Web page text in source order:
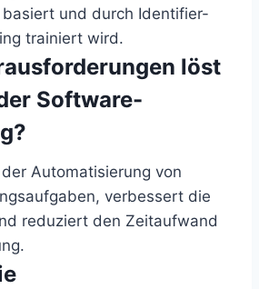
und durch Identifier-
trainiert wird.
löst
Software-
Automatisierung von
verbessert die
reduziert den Zeitaufwand